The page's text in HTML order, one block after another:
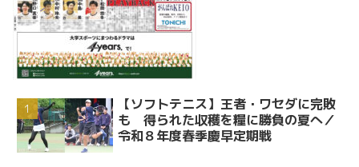
【ソフトテニス】王者・ワセダに完敗
も 得られた収穫を糧に勝負の夏へ／
令和８年度春季慶早定期戦